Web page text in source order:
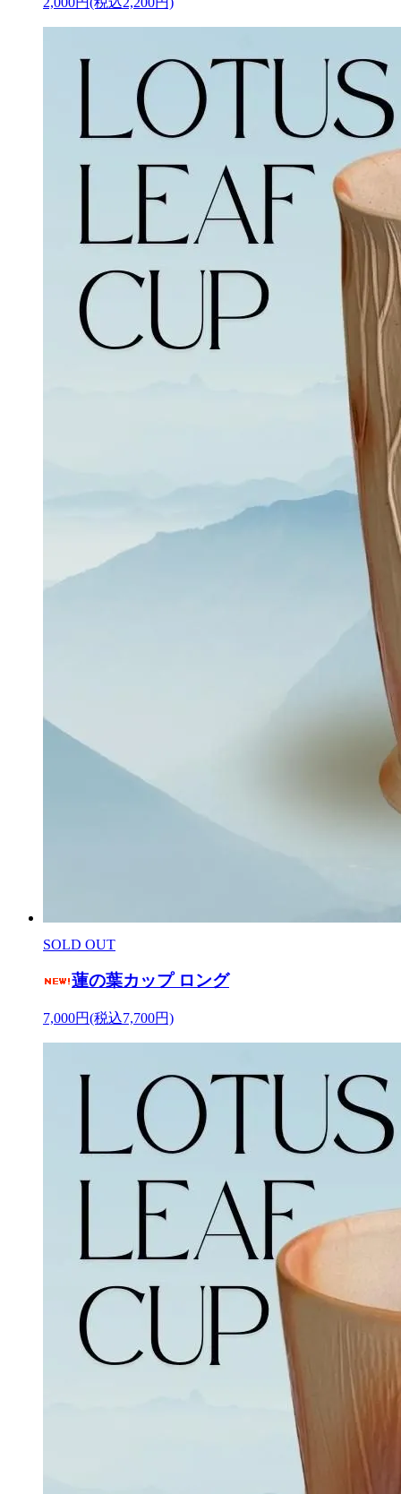
SOLD OUT
蓮の葉カップ ロング
7,000円(税込7,700円)